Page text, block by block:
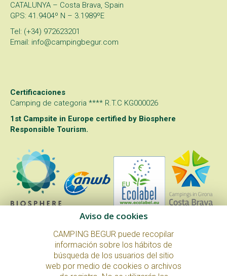
CATALUNYA – Costa Brava, Spain
GPS: 41.9404º N – 3.1989ºE
Tel: (+34) 972623201
Email: info@campingbegur.com
Certificaciones
Camping de categoria **** R.T.C KG000026
1st Campsite in Europe certified by Biosphere
Responsible Tourism.
© Copyright 2026. All Rights Reserved.
Aviso de cookies
CAMPING BEGUR puede recopilar
información sobre los hábitos de
búsqueda de los usuarios del sitio
web por medio de cookies o archivos